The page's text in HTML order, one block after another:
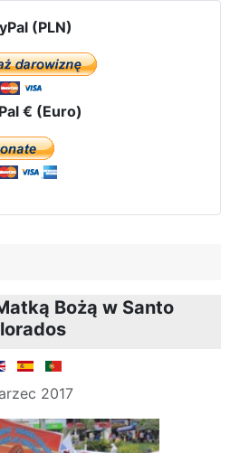
(PLN)
€ (Euro)
Bożą w Santo
2017